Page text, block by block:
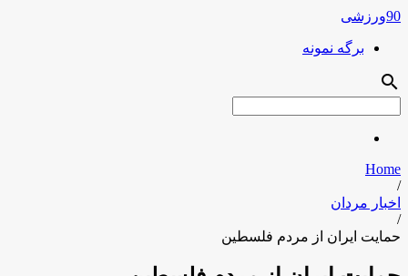
90ورزشی
برگه نمونه
search
Home
/
اخبار مردان
/
حمایت ایران از مردم فلسطین